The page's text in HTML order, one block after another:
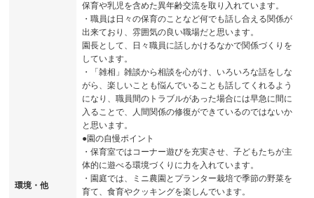
環境・他
保育や乳児を含めた異年齢交流を取り入れています。
・職員は日々の保育のことなど何でも話し合える関係が
出来ており、雰囲気の良い職場だと思います。
園長として、日々職員に話しかけるなかで関係づくりを
しています。
・「雑相」雑談から相談を心がけ、いろいろな話をしな
がら、楽しいことも悩んでいることも話してくれるよう
になり、職員間のトラブルがあった場合には早急に間に
入ることで、人間関係の修復ができているのではないか
と思います。
●園の自慢ポイント
・保育室ではコーナー遊びを充実させ、子どもたちが主
体的に遊べる環境づくりに力を入れています。
・園庭では、ミニ農園とプランター栽培で季節の野菜を
育て、食育やクッキングを楽しんでいます。